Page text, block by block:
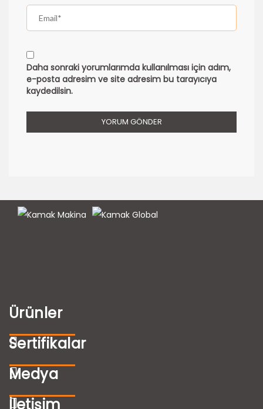
Daha sonraki yorumlarımda kullanılması için adım,
e-posta adresim ve site adresim bu tarayıcıya
kaydedilsin.
Ürünler
Sertifikalar
Medya
İletişim